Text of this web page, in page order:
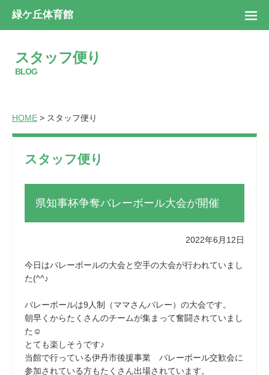
緑ケ丘体育館
スタッフ便り
BLOG
HOME > スタッフ便り
スタッフ便り
県知事杯争奪バレーボール大会が開催
2022年6月12日
今日はバレーボールの大会と空手の大会が行われていまし
た(^^♪
バレーボールは9人制（ママさんバレー）の大会です。
朝早くからたくさんのチームが集まって奮闘されていまし
た☺
とても楽しそうです♪
当館で行っている伊丹市後援事業 バレーボール交歓会に
参加されている方もたくさん出場されています。